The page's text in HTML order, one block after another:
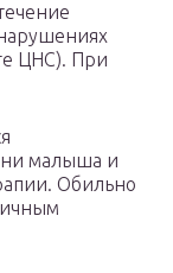
ЦНС). При
малыша и
Обильно